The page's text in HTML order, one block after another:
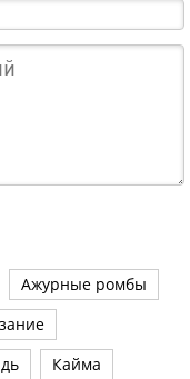
Ажурные ромбы
Кайма